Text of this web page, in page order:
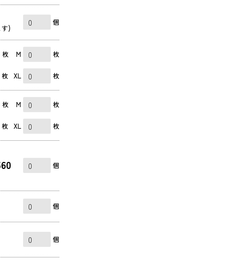
)
個
枚 M 枚
枚 XL 枚
枚 M 枚
枚 XL 枚
個
個
個